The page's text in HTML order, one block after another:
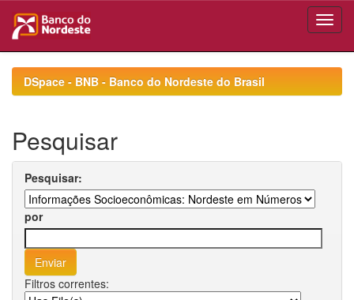
navigationDSpace - BNB - Banco do Nordeste do Brasil
Pesquisar
Pesquisar:
por
Filtros correntes: